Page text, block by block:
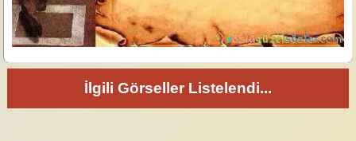
İlgili Görseller Listelendi...